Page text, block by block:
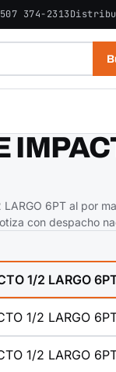
374-2313
LARGO 6PT al por
con despacho
1/2 LARGO
1/2 LARGO
1/2 LARGO